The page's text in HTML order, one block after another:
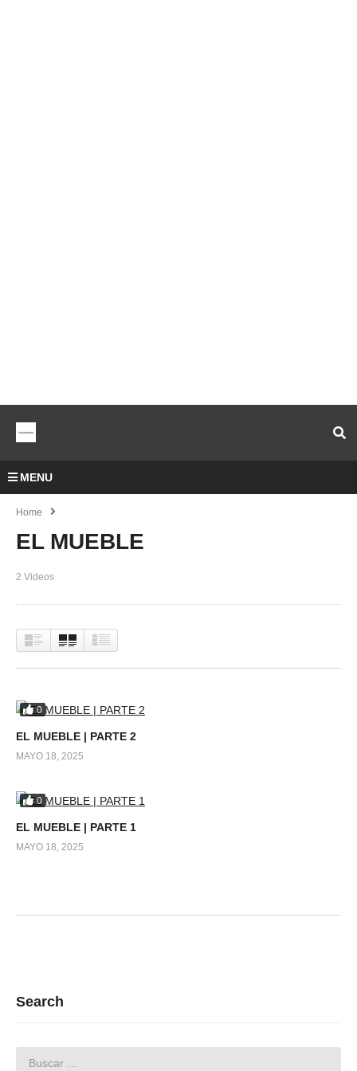
MENU
Home
EL MUEBLE
2 Videos
0
EL MUEBLE | PARTE 2
MAYO 18, 2025
0
EL MUEBLE | PARTE 1
MAYO 18, 2025
Search